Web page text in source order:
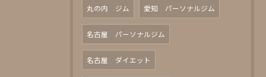
丸の内 ジム 愛知 パーソナルジム
名古屋 パーソナルジム
名古屋 ダイエット